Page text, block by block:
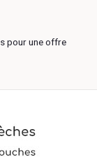
pour une offre